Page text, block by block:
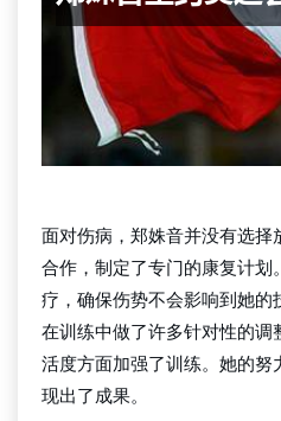
面对伤病，郑姝音并没有选
合作，制定了专门的康复计
疗，确保伤势不会影响到她
在训练中做了许多针对性的调
活度方面加强了训练。她的努
现出了成果。